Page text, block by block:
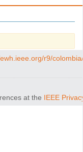
r9/
at the IEEE